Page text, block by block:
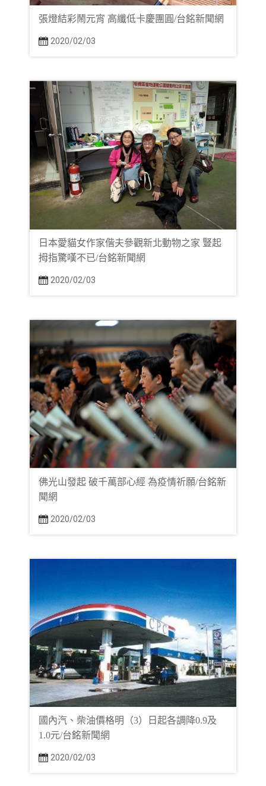
張燈結彩鬧元宵 高纖低卡慶團圓/台銘新聞網
2020/02/03
日本愛貓女作家偕夫參觀新北動物之家 豎起
拇指驚嘆不已/台銘新聞網
2020/02/03
佛光山發起 破千萬部心經 為疫情祈願/台銘新
聞網
2020/02/03
國內汽、柴油價格明（3）日起各調降0.9及
1.0元/台銘新聞網
2020/02/03